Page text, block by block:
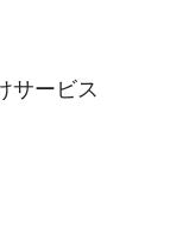
サービス